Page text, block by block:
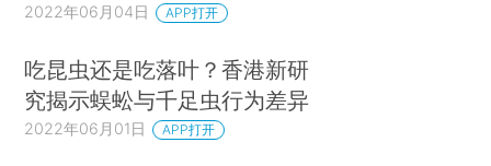
2022年06月04日 APP打开
吃昆虫还是吃落叶？香港新研
究揭示蜈蚣与千足虫行为差异
2022年06月01日 APP打开